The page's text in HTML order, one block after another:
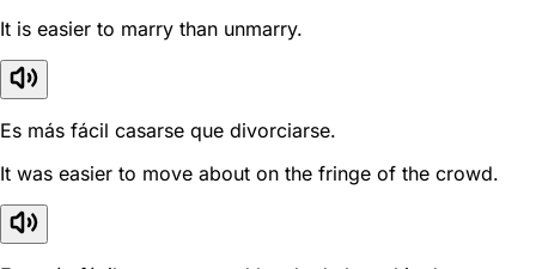
It is easier to marry than unmarry.
Es más fácil casarse que divorciarse.
It was easier to move about on the fringe of the crowd.